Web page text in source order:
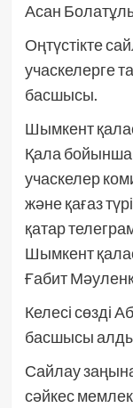
Асан
Оңтүстікте
учаскелерге
басшысы.
Шымкент
Қала бойынша
учаскелер
және қағаз
қатар
Шымкент
Ғабит
Келесі сөзді
басшысы
Сайлау
сәйкес